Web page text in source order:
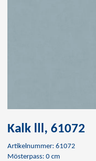
Kalk lll, 61072
Artikelnummer: 61072
Mösterpass: 0 cm